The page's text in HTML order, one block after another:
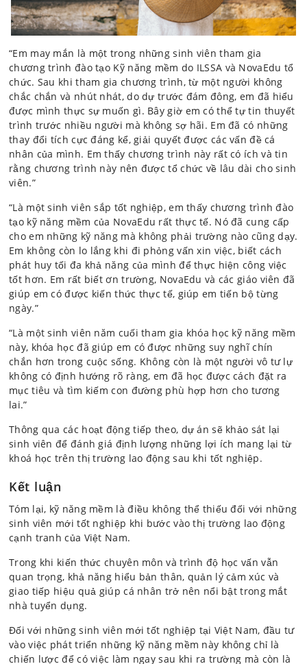
“Em may mắn là một trong những sinh viên tham gia
chương trình đào tạo Kỹ năng mềm do ILSSA và NovaEdu tổ
chức. Sau khi tham gia chương trình, từ một người không
chắc chắn và nhút nhát, do dự trước đám đông, em đã hiểu
được mình thực sự muốn gì. Bây giờ em có thể tự tin thuyết
trình trước nhiều người mà không sợ hãi. Em đã có những
thay đổi tích cực đáng kể, giải quyết được các vấn đề cá
nhân của mình. Em thấy chương trình này rất có ích và tin
rằng chương trình này nên được tổ chức về lâu dài cho sinh
viên.”
“Là một sinh viên sắp tốt nghiệp, em thấy chương trình đào
tạo kỹ năng mềm của NovaEdu rất thực tế. Nó đã cung cấp
cho em những kỹ năng mà không phải trường nào cũng dạy.
Em không còn lo lắng khi đi phỏng vấn xin việc, biết cách
phát huy tối đa khả năng của mình để thực hiện công việc
tốt hơn. Em rất biết ơn trường, NovaEdu và các giáo viên đã
giúp em có được kiến thức thực tế, giúp em tiến bộ từng
ngày.”
“Là một sinh viên năm cuối tham gia khóa học kỹ năng mềm
này, khóa học đã giúp em có được những suy nghĩ chín
chắn hơn trong cuộc sống. Không còn là một người vô tư lự
không có định hướng rõ ràng, em đã học được cách đặt ra
mục tiêu và tìm kiếm con đường phù hợp hơn cho tương
lai.”
Thông qua các hoạt động tiếp theo, dự án sẽ khảo sát lại
sinh viên để đánh giá định lượng những lợi ích mang lại từ
khoá học trên thị trường lao động sau khi tốt nghiệp.
Kết luận
Tóm lại, kỹ năng mềm là điều không thể thiếu đối với những
sinh viên mới tốt nghiệp khi bước vào thị trường lao động
cạnh tranh của Việt Nam.
Trong khi kiến thức chuyên môn và trình độ học vấn vẫn
quan trọng, khả năng hiểu bản thân, quản lý cảm xúc và
giao tiếp hiệu quả giúp cá nhân trở nên nổi bật trong mắt
nhà tuyển dụng.
Đối với những sinh viên mới tốt nghiệp tại Việt Nam, đầu tư
vào việc phát triển những kỹ năng mềm này không chỉ là
chiến lược để có việc làm ngay sau khi ra trường mà còn là